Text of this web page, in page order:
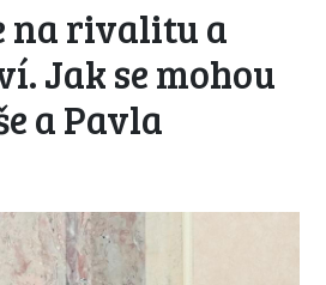
na rivalitu a
Jak se mohou
a Pavla